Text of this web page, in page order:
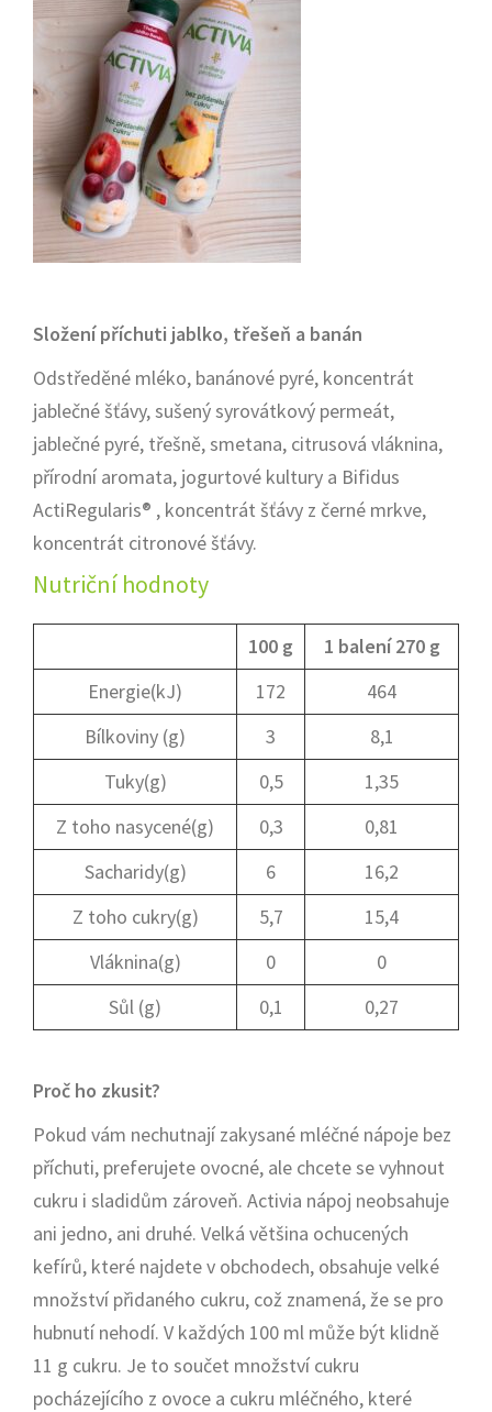
Složení příchuti jablko, třešeň a banán
Odstředěné mléko, banánové pyré, koncentrát
jablečné šťávy, sušený syrovátkový permeát,
jablečné pyré, třešně, smetana, citrusová vláknina,
přírodní aromata, jogurtové kultury a Bifidus
ActiRegularis® , koncentrát šťávy z černé mrkve,
koncentrát citronové šťávy.
Nutriční hodnoty
100 g
1 balení 270 g
Energie(kJ)
172
464
Bílkoviny (g)
3
8,1
Tuky(g)
0,5
1,35
Z toho nasycené(g)
0,3
0,81
Sacharidy(g)
6
16,2
Z toho cukry(g)
5,7
15,4
Vláknina(g)
0
0
Sůl (g)
0,1 0,27
Proč ho zkusit?
Pokud vám nechutnají zakysané mléčné nápoje bez
příchuti, preferujete ovocné, ale chcete se vyhnout
cukru i sladidům zároveň. Activia nápoj neobsahuje
ani jedno, ani druhé. Velká většina ochucených
kefírů, které najdete v obchodech, obsahuje velké
množství přidaného cukru, což znamená, že se pro
hubnutí nehodí. V každých 100 ml může být klidně
11 g cukru. Je to součet množství cukru
pocházejícího z ovoce a cukru mléčného, které